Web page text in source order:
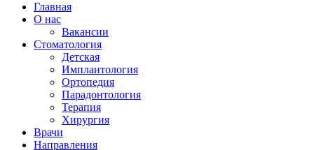
Главная
О нас
Вакансии
Стоматология
Детская
Имплантология
Ортопедия
Парадонтология
Терапия
Хирургия
Врачи
Направления